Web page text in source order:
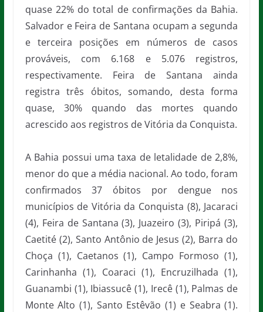
quase 22% do total de confirmações da Bahia.
Salvador e Feira de Santana ocupam a segunda
e terceira posições em números de casos
prováveis, com 6.168 e 5.076 registros,
respectivamente. Feira de Santana ainda
registra três óbitos, somando, desta forma
quase, 30% quando das mortes quando
acrescido aos registros de Vitória da Conquista.
A Bahia possui uma taxa de letalidade de 2,8%,
menor do que a média nacional. Ao todo, foram
confirmados 37 óbitos por dengue nos
municípios de Vitória da Conquista (8), Jacaraci
(4), Feira de Santana (3), Juazeiro (3), Piripá (3),
Caetité (2), Santo Antônio de Jesus (2), Barra do
Choça (1), Caetanos (1), Campo Formoso (1),
Carinhanha (1), Coaraci (1), Encruzilhada (1),
Guanambi (1), Ibiassucê (1), Irecê (1), Palmas de
Monte Alto (1), Santo Estêvão (1) e Seabra (1).